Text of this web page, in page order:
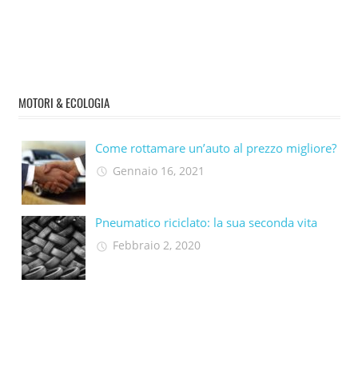
MOTORI & ECOLOGIA
Come rottamare un’auto al prezzo migliore?
Gennaio 16, 2021
Pneumatico riciclato: la sua seconda vita​
Febbraio 2, 2020